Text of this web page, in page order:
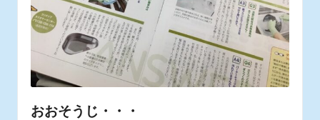
おおそうじ・・・